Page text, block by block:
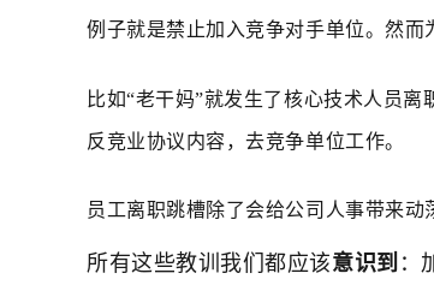
例子就是禁止加入竞争对手单位。然而
比如“老干妈”就发生了核心技术人员
反竞业协议内容，去竞争单位工作。
员工离职跳槽除了会给公司人事带来
所有这些教训我们都应该意识到 ：